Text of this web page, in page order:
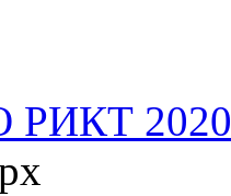
РИКТ 2020